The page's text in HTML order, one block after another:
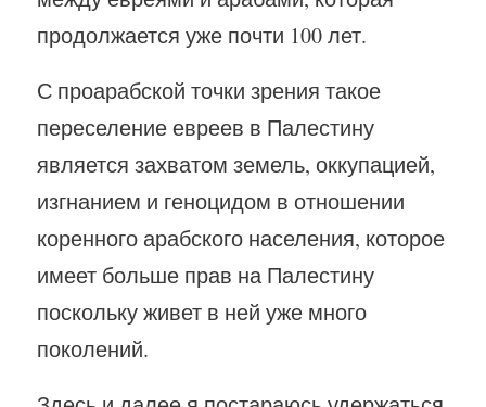
продолжается уже почти 100 лет.
С проарабской точки зрения такое
переселение евреев в Палестину
является захватом земель, оккупацией,
изгнанием и геноцидом в отношении
коренного арабского населения, которое
имеет больше прав на Палестину
поскольку живет в ней уже много
поколений.